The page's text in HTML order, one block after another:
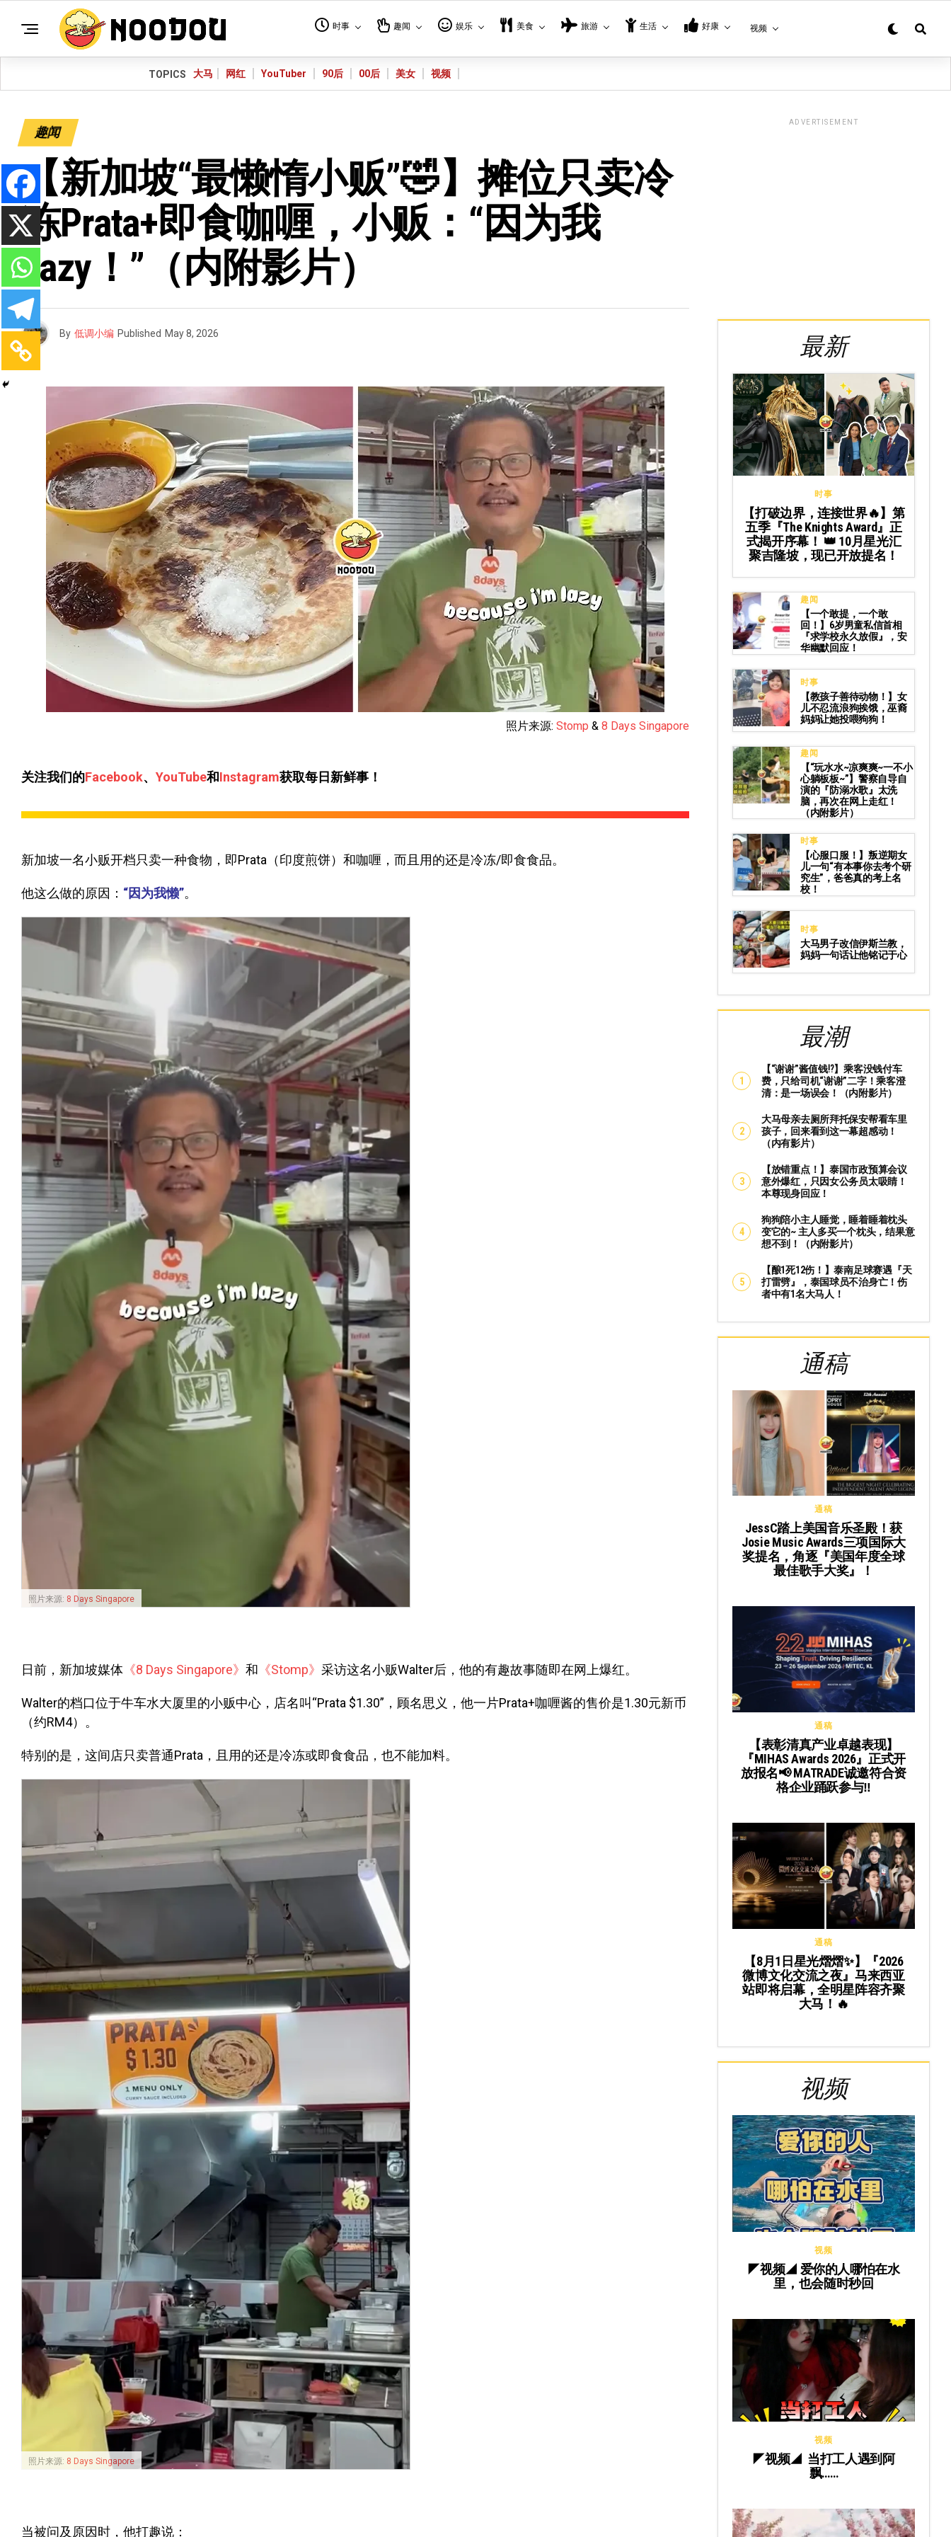
时事 趣闻 娱乐 美食 旅游 生活 好康 视频
TOPICS 大马 网红 YouTuber 90后 00后 美女 视频
趣闻
【新加坡“最懒惰小贩”🤣】摊位只卖冷
冻Prata+即食咖喱，小贩：“因为我
Lazy！”（内附影片）
By 低调小编 Published May 8, 2026
照片来源: Stomp & 8 Days Singapore
关注我们的Facebook、 YouTube和Instagram获取每日新鲜事！
新加坡一名小贩开档只卖一种食物，即Prata（印度煎饼）和咖喱，而且用的还是冷冻/即食食品。
他这么做的原因： “因为我懒”。
照片来源: 8 Days Singapore
日前，新加坡媒体 《8 Days Singapore》 和 《Stomp》 采访这名小贩Walter后，他的有趣故事随即在网上爆红。
Walter的档口位于牛车水大厦里的小贩中心，店名叫“Prata $1.30”，顾名思义，他一片Prata+咖喱酱的售价是1.30元新币
（约RM4）。
特别的是，这间店只卖普通Prata，且用的还是冷冻或即食食品，也不能加料。
照片来源: 8 Days Singapore
当被问及原因时，他打趣说：
ADVERTISEMENT
最新
时事
【打破边界，连接世界🔥】第
五季『The Knights Award』正
式揭开序幕！ 👑 10月星光汇
聚吉隆坡，现已开放提名！
趣闻
【一个敢提，一个敢
回！】6岁男童私信首相
『求学校永久放假』，安
华幽默回应！
时事
【教孩子善待动物！】女
儿不忍流浪狗挨饿，巫裔
妈妈让她投喂狗狗！
趣闻
【“玩水水~凉爽爽~一不小
心躺板板~”】警察自导自
演的『防溺水歌』太洗
脑，再次在网上走红！
（内附影片）
时事
【心服口服！】叛逆期女
儿一句“有本事你去考个研
究生”，爸爸真的考上名
校！
时事
大马男子改信伊斯兰教，
妈妈一句话让他铭记于心
最潮
【“谢谢”酱值钱⁉️】乘客没钱付车
费，只给司机“谢谢”二字！乘客澄
清：是一场误会！（内附影片）
大马母亲去厕所拜托保安帮看车里
孩子，回来看到这一幕超感动！
（内有影片）
【放错重点！】泰国市政预算会议
意外爆红，只因女公务员太吸睛！
本尊现身回应！
狗狗陪小主人睡觉，睡着睡着枕头
变它的~ 主人多买一个枕头，结果意
想不到！（内附影片）
【酿1死12伤！】泰南足球赛遇『天
打雷劈』，泰国球员不治身亡！伤
者中有1名大马人！
通稿
通稿
JessC踏上美国音乐圣殿！获
Josie Music Awards三项国际大
奖提名，角逐『美国年度全球
最佳歌手大奖』！
通稿
【表彰清真产业卓越表现】
『MIHAS Awards 2026』正式开
放报名📢 MATRADE诚邀符合资
格企业踊跃参与‼️
通稿
【8月1日星光熠熠✨】『2026
微博文化交流之夜』马来西亚
站即将启幕，全明星阵容齐聚
大马！🔥
视频
视频
◤视频◢ 爱你的人哪怕在水
里，也会随时秒回
视频
◤视频◢ 当打工人遇到阿
飘……